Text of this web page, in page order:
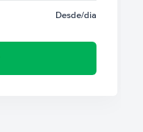
Desde/dia